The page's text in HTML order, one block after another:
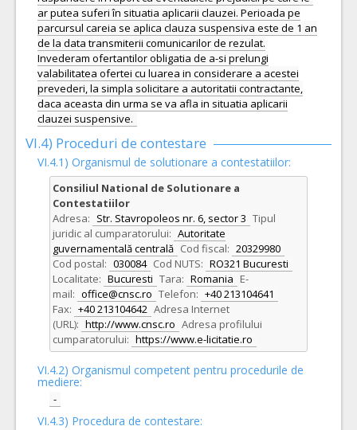
ar putea suferi în situatia aplicarii clauzei. Perioada pe
parcursul careia se aplica clauza suspensiva este de 1 an
de la data transmiterii comunicarilor de rezulat.
Invederam ofertantilor obligatia de a-si prelungi
valabilitatea ofertei cu luarea in considerare a acestei
prevederi, la simpla solicitare a autoritatii contractante,
daca aceasta din urma se va afla in situatia aplicarii
clauzei suspensive.
VI.4) Proceduri de contestare
VI.4.1) Organismul de solutionare a contestatiilor:
Consiliul National de Solutionare a
Contestatiilor
Adresa: Str. Stavropoleos nr. 6, sector 3 Tipul
juridic al cumparatorului: Autoritate
guvernamentală centrală Cod fiscal: 20329980
Cod postal: 030084 Cod NUTS: RO321 Bucuresti
Localitate: Bucuresti Tara: Romania E-
mail: office@cnsc.ro Telefon: +40 213104641
Fax: +40 213104642 Adresa Internet
(URL): http://www.cnsc.ro Adresa profilului
cumparatorului: https://www.e-licitatie.ro
VI.4.2) Organismul competent pentru procedurile de
mediere:
-
VI.4.3) Procedura de contestare: